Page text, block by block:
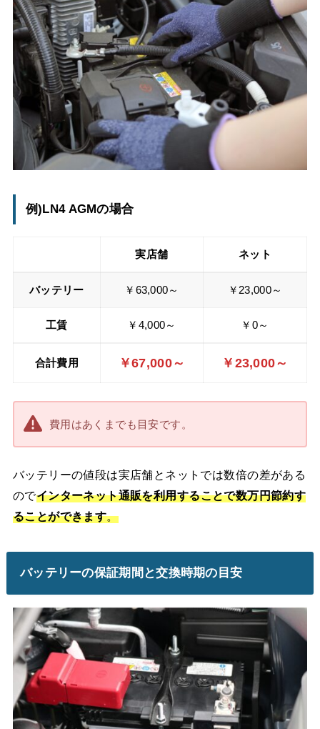
例)LN4 AGMの場合
実店舗 ネット
バッテリー ￥63,000～ ￥23,000～
工賃 ￥4,000～ ￥0～
合計費用 ￥67,000～ ￥23,000～
費用はあくまでも目安です。
バッテリーの値段は実店舗とネットでは数倍の差がある
のでインターネット通販を利用することで数万円節約す
ることができます。
バッテリーの保証期間と交換時期の目安